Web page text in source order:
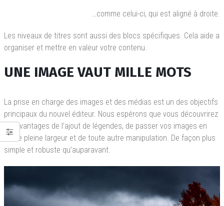
…comme celui-ci, qui est aligné à droite.
Les niveaux de titres sont aussi des blocs spécifiques. Cela aide a
organiser et mettre en valeur votre contenu.
UNE IMAGE VAUT MILLE MOTS
La prise en charge des images et des médias est un des objectifs
principaux du nouvel éditeur. Nous espérons que vous découvrirez
les avantages de l’ajout de légendes, de passer vos images en
mode pleine largeur et de toute autre manipulation. De façon plus
simple et robuste qu’auparavant.